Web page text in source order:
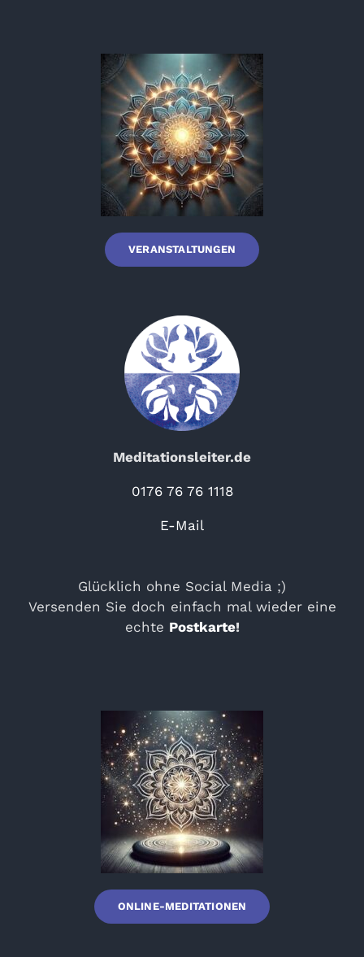
VERANSTALTUNGEN
Meditationsleiter.de
0176 76 76 1118
E-Mail
Glücklich ohne Social Media ;)
Versenden Sie doch einfach mal wieder eine
echte Postkarte!
ONLINE-MEDITATIONEN